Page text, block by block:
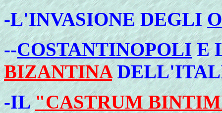
-L'INVASIONE DEGLI
--COSTANTINOPOLIE
BIZANTINA
-IL"CASTRUM